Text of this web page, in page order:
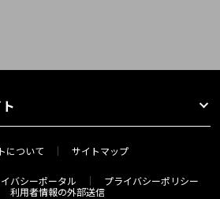
について サイトマップ
バシーポータル
プライバシーポリシー
利用者情報の外部送信